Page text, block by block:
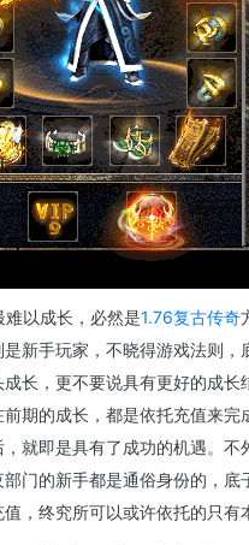
以成长，必然是1.76复古传奇
新手玩家，不晓得游戏法则，
长，更不要说具有更好的成长
期的成长，都是依托充值来完
就即是具有了成功的机遇。不
门的新手都是通俗身份的，底
，终究所可以或许依托的只有